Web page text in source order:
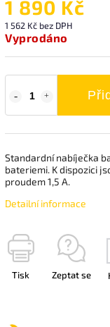
1 890 Kč
1 562 Kč bez DPH
Vyprodáno
Standardní nabíječka
bateriemi. K dispozici
proudem 1,5 A.
Detailní informace
Tisk Zeptat se